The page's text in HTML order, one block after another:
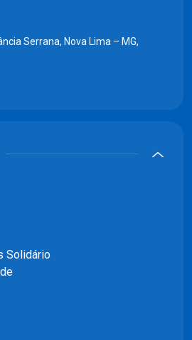
Serrana, Nova Lima – MG,
Solidário